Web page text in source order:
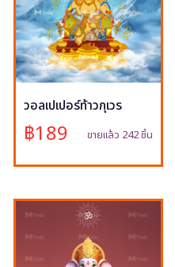
วอลเปเปอร์ท้าวกุเวร
฿189 ขายแล้ว 242 ชิ้น